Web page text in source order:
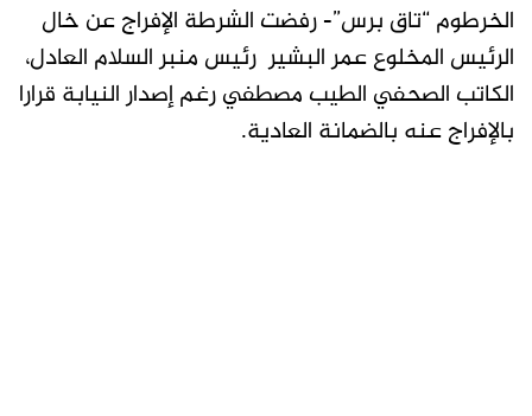
الخرطوم “تاق برس”- رفضت الشرطة الإفراج عن خال
الرئيس المخلوع عمر البشير رئيس منبر السلام العادل،
الكاتب الصحفي الطيب مصطفي رغم إصدار النيابة قرارا
بالإفراج عنه بالضمانة العادية.